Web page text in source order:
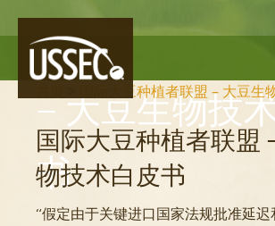
国际大豆种植
– 大豆生物技
书
国际大豆种植者联盟 – 大豆生
国际大豆种植者联盟
物技术白皮书
“假定由于关键进口国家法规批准延